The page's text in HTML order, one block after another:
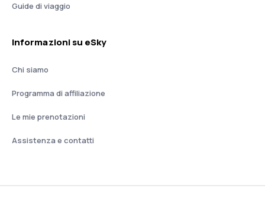
Guide di viaggio
Informazioni su eSky
Chi siamo
Programma di affiliazione
Le mie prenotazioni
Assistenza e contatti